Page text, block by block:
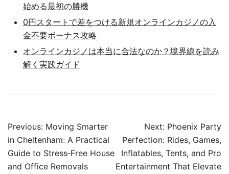
始める最初の勝機
0円スタートで差をつける新規オンラインカジノの入
金不要ボーナス攻略
オンラインカジノは本当に合法なのか？境界線を読み
解く実践ガイド
Post
navigation
Previous: Moving Smarter
in Cheltenham: A Practical
Guide to Stress‑Free House
and Office Removals
Next: Phoenix Party
Perfection: Rides, Games,
Inflatables, Tents, and Pro
Entertainment That Elevate